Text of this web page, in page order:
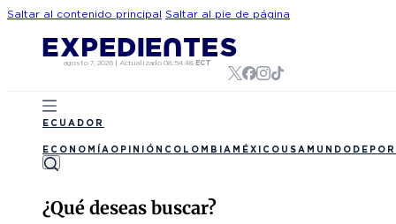
Saltar al contenido principal Saltar al pie de página
agosto 7, 2026 | Actualizado 08:54:48 ECT
ECUADOR
ECONOMÍA OPINIÓN COLOMBIA MÉXICO USA MUNDO
¿Qué deseas buscar?